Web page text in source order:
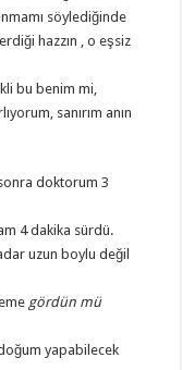
söylediğinde
hazzın , o eşsiz
bu benim mi,
sanırım anın
doktorum 3
4 dakika sürdü.
uzun boylu değil
gördün mü
yapabilecek